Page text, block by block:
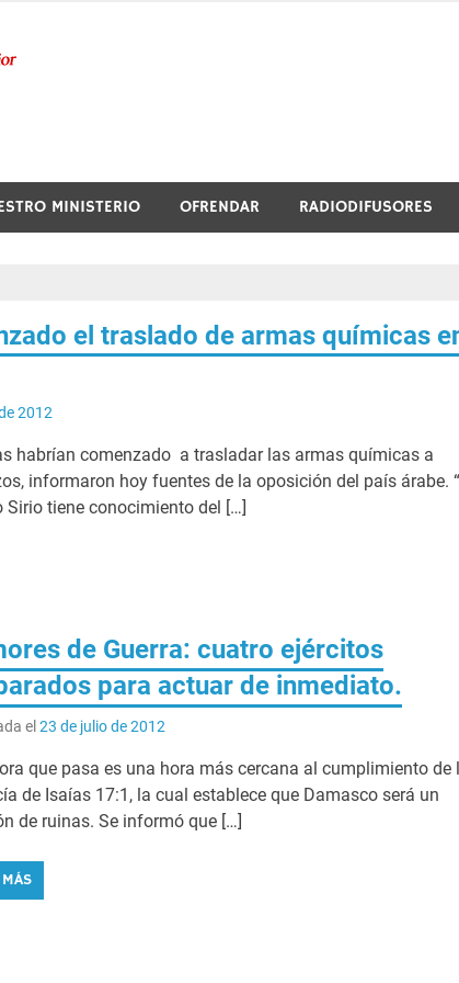
MINISTERIO OFRENDAR RADIODIFUSORES
el traslado de armas químicas
2012
habrían comenzado a trasladar las armas químicas a
informaron hoy fuentes de la oposición del país árabe.
Sirio tiene conocimiento del […]
de Guerra: cuatro ejércitos
para actuar de inmediato.
el 23 de julio de 2012
que pasa es una hora más cercana al cumplimiento de
de Isaías 17:1, la cual establece que Damasco será un
de ruinas. Se informó que […]
MÁS